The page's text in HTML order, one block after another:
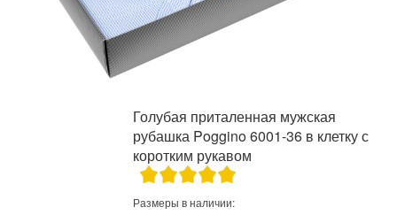
Голубая приталенная мужская
рубашка Poggino 6001-36 в клетку с
коротким рукавом
Размеры в наличии: